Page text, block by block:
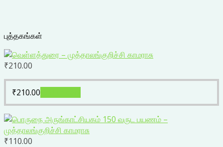
புத்தகங்கள்
₹210.00
₹210.00
₹110.00